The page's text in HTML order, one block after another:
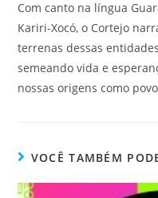
Com canto na língua
Kariri-Xocó, o Cortejo
terrenas dessas
semeando vida e
nossas origens como
VOCÊ TAMBÉM